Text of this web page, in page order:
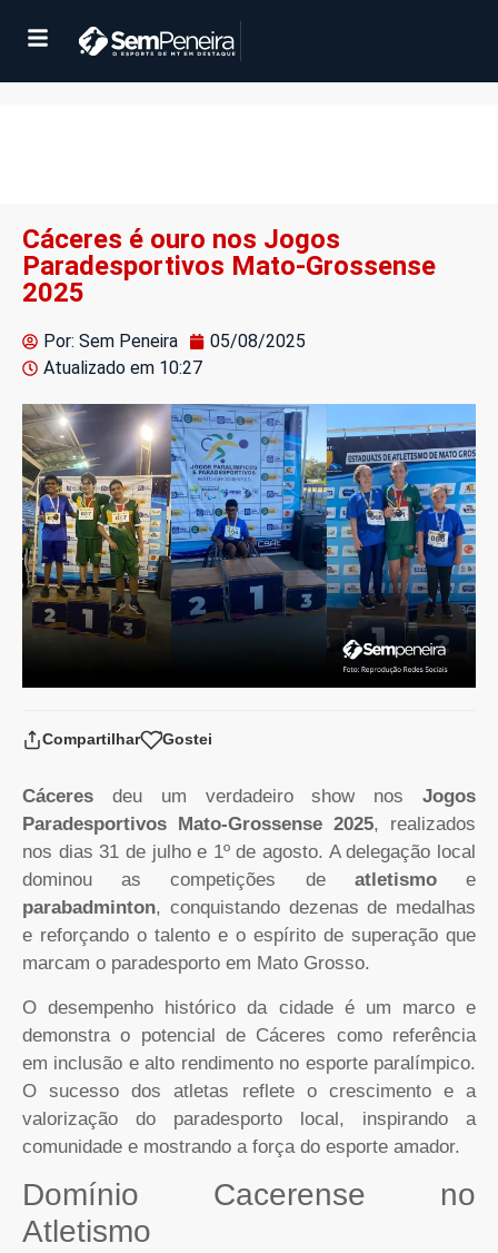
Cáceres é ouro nos Jogos
Paradesportivos Mato-Grossense
2025
Por: Sem Peneira
05/08/2025
Atualizado em 10:27
Compartilhar Gostei
Cáceres deu um verdadeiro show nos Jogos
Paradesportivos Mato-Grossense 2025, realizados
nos dias 31 de julho e 1º de agosto. A delegação local
dominou as competições de atletismoe
parabadminton, conquistando dezenas de medalhas
e reforçando o talento e o espírito de superação que
marcam o paradesporto em Mato Grosso.
O desempenho histórico da cidade é um marco e
demonstra o potencial de Cáceres como referência
em inclusão e alto rendimento no esporte paralímpico.
O sucesso dos atletas reflete o crescimento e a
valorização do paradesporto local, inspirando a
comunidade e mostrando a força do esporte amador.
Domínio Cacerense no
Atletismo